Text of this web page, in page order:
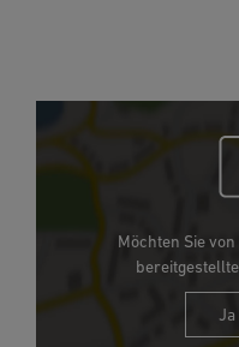
Möchten Sie
Ja